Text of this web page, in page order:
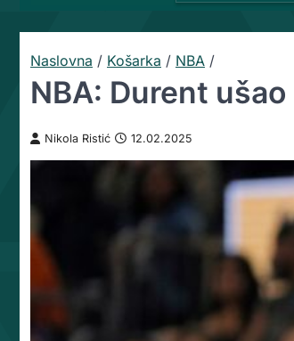
Naslovna / Košarka / NBA /
NBA: Durent
Nikola Ristić 12.02.2025